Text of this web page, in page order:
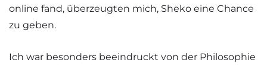
online fand, überzeugten mich, Sheko eine Chance
zu geben.
Ich war besonders beeindruckt von der Philosophie